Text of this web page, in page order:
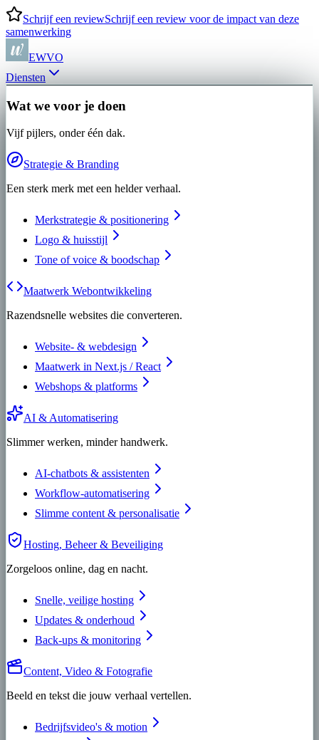
Schrijf een reviewSchrijf een review voor de impact van deze
samenwerking
EWVO
Diensten
Wat we voor je doen
Vijf pijlers, onder één dak.
Strategie & Branding
Een sterk merk met een helder verhaal.
Merkstrategie & positionering
Logo & huisstijl
Tone of voice & boodschap
Maatwerk Webontwikkeling
Razendsnelle websites die converteren.
Website- & webdesign
Maatwerk in Next.js / React
Webshops & platforms
AI & Automatisering
Slimmer werken, minder handwerk.
AI-chatbots & assistenten
Workflow-automatisering
Slimme content & personalisatie
Hosting, Beheer & Beveiliging
Zorgeloos online, dag en nacht.
Snelle, veilige hosting
Updates & onderhoud
Back-ups & monitoring
Content, Video & Fotografie
Beeld en tekst die jouw verhaal vertellen.
Bedrijfsvideo's & motion